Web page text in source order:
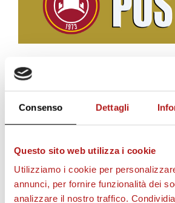
Consenso Dettagli
Questo sito web utilizza i cookie
Utilizziamo i cookie per
annunci, per fornire funzionalità dei
analizzare il nostro traffico.